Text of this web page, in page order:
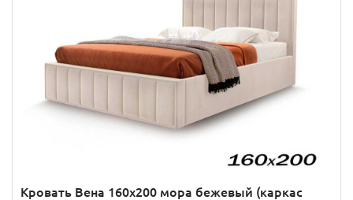
Кровать Вена 160х200 мора бежевый (каркас